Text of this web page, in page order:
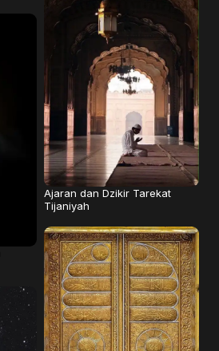
Ajaran dan Dzikir Tarekat
Tijaniyah